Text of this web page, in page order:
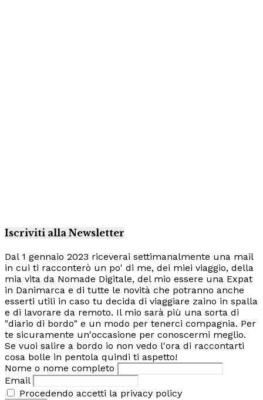
Iscriviti alla Newsletter
Dal 1 gennaio 2023 riceverai settimanalmente una mail
in cui ti racconterò un po' di me, dei miei viaggio, della
mia vita da Nomade Digitale, del mio essere una Expat
in Danimarca e di tutte le novità che potranno anche
esserti utili in caso tu decida di viaggiare zaino in spalla
e di lavorare da remoto. Il mio sarà più una sorta di
"diario di bordo" e un modo per tenerci compagnia. Per
te sicuramente un'occasione per conoscermi meglio.
Se vuoi salire a bordo io non vedo l'ora di raccontarti
cosa bolle in pentola quindi ti aspetto!
Nome o nome completo
Email
Procedendo accetti la privacy policy